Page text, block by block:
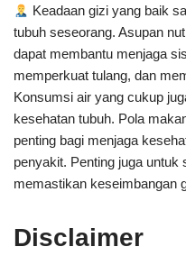
Keadaan gizi yang baik
tubuh seseorang. Asupan
dapat membantu menjaga
memperkuat tulang, dan
Konsumsi air yang cukup
kesehatan tubuh. Pola
penting bagi menjaga
penyakit. Penting juga
memastikan keseimbangan
Disclaimer